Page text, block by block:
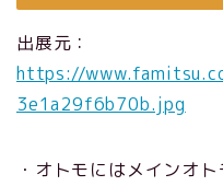
出展元：
https://
3e1a29f6b70b.jpg
・オトモにはメインオ